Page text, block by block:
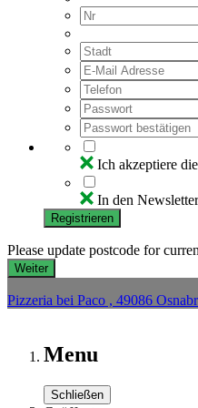
Ich akzeptiere
In den
Registrieren
Please update postcode for
Pizzeria bei Paco , 49086
Menu
Schließen